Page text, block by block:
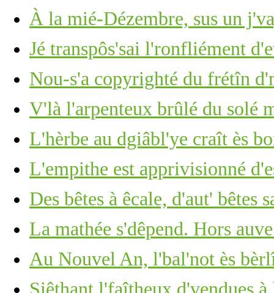
À la mié-Dézembre, sus un
Jé transpôs'sai l'ronfliément
Nou-s'a copyrighté du frétîn
V'là l'arpenteux brûlé du solé
L'hèrbe au dgiâbl'ye craît ès
L'empithe est apprivisionné
Des bêtes à êcale, d'aut' bêtes
La mathée s'dêpend. Hors
Au Nouvel An, l'bal'not ès